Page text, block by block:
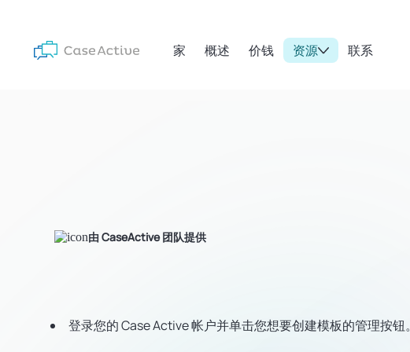
家 概述 价钱 资源 联系
由 CaseActive 团队提供
登录您的 Case Active 帐户并单击您想要创建模板的管理按钮。